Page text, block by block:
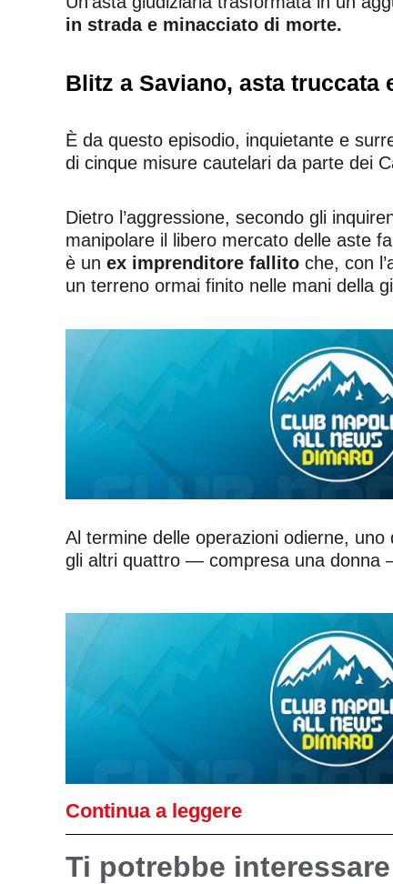
in strada e minacciato di morte.
Blitz a Saviano, asta truccata
È da questo episodio, inquietante e
di cinque misure cautelari da parte dei
Dietro l’aggressione, secondo gli
manipolare il libero mercato delle aste
è un ex imprenditore fallito che, con
un terreno ormai finito nelle mani della
Al termine delle operazioni odierne,
gli altri quattro — compresa una donna
Continua a leggere
Ti potrebbe interessare